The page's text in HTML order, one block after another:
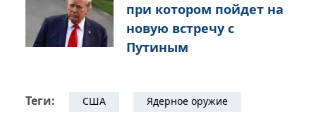
при котором пойдет на
новую встречу с
Путиным
Теги: США Ядерное оружие